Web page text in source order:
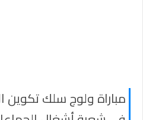
مباراة ولوج سلك تكوين